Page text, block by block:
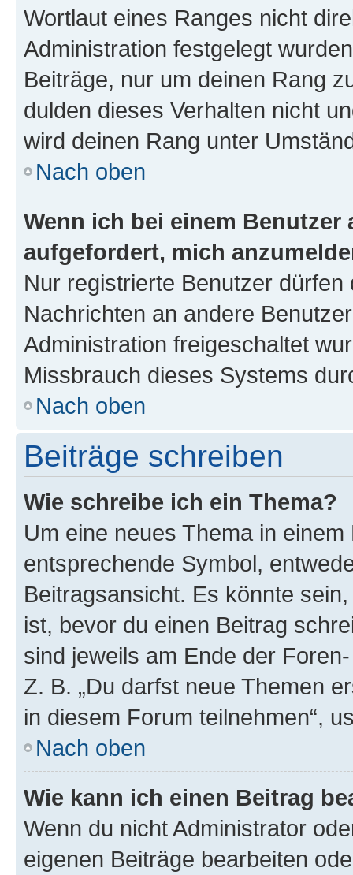
Wortlaut eines Ranges nicht
Administration festgelegt
Beiträge, nur um deinen Rang
dulden dieses Verhalten nicht
wird deinen Rang unter
Nach oben
Wenn ich bei einem
aufgefordert, mich
Nur registrierte Benutzer
Nachrichten an andere
Administration freigeschaltet
Missbrauch dieses Systems
Nach oben
Beiträge schreiben
Wie schreibe ich ein Thema?
Um eine neues Thema in
entsprechende Symbol,
Beitragsansicht. Es könnte
ist, bevor du einen Beitrag
sind jeweils am Ende der
Z. B. „Du darfst neue Themen
in diesem Forum teilnehmen“,
Nach oben
Wie kann ich einen Beitrag
Wenn du nicht Administrator
eigenen Beiträge bearbeiten